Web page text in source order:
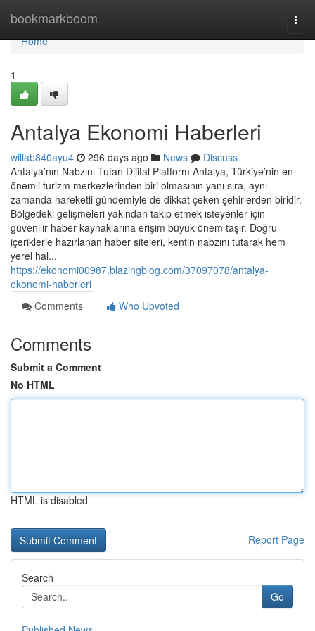
bookmarkboom
Home
Home
1
Antalya Ekonomi Haberleri
willab840ayu4 296 days ago News
Discuss
Antalya’nın Nabzını Tutan Dijital Platform Antalya, Türkiye’nin en
önemli turizm merkezlerinden biri olmasının yanı sıra, aynı
zamanda hareketli gündemiyle de dikkat çeken şehirlerden biridir.
Bölgedeki gelişmeleri yakından takip etmek isteyenler için
güvenilir haber kaynaklarına erişim büyük önem taşır. Doğru
içeriklerle hazırlanan haber siteleri, kentin nabzını tutarak hem
yerel hal...
https://ekonomi00987.blazingblog.com/37097078/antalya-
ekonomi-haberleri
Comments
Who Upvoted
Comments
Submit a Comment
No HTML
HTML is disabled
Report Page
Search
Go